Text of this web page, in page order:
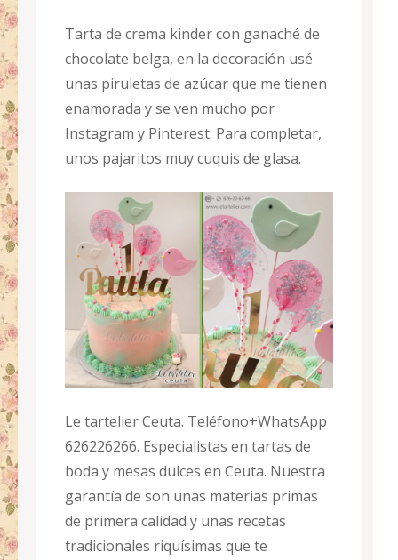
Tarta de crema kinder con ganaché de
chocolate belga, en la decoración usé
unas piruletas de azúcar que me tienen
enamorada y se ven mucho por
Instagram y Pinterest. Para completar,
unos pajaritos muy cuquis de glasa.
Le tartelier Ceuta. Teléfono+WhatsApp
626226266. Especialistas en tartas de
boda y mesas dulces en Ceuta. Nuestra
garantía de son unas materias primas
de primera calidad y unas recetas
tradicionales riquísimas que te